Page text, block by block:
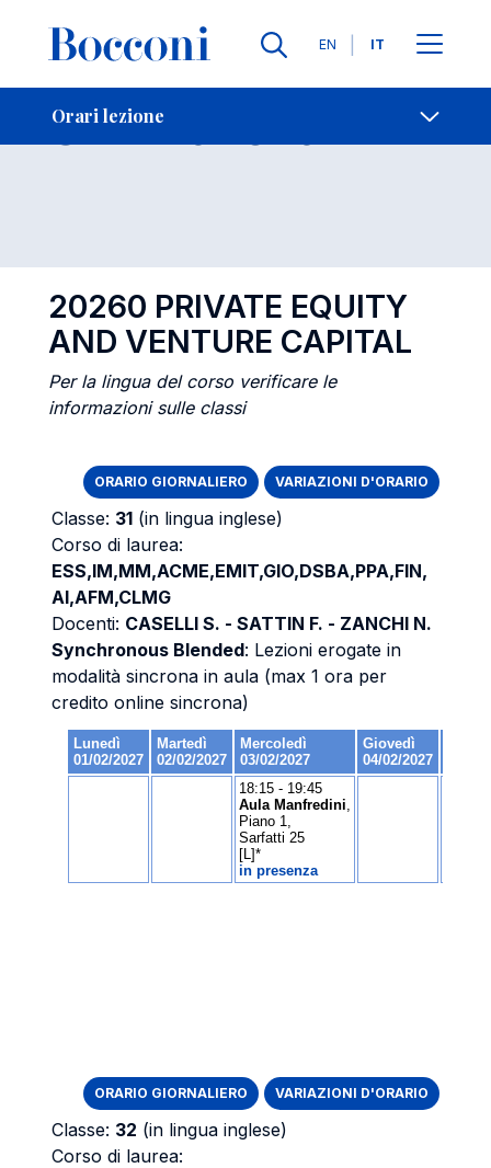
Lingue
EN IT
Orari lezione
-
Orari lezione Open
20260 PRIVATE EQUITY
AND VENTURE CAPITAL
Per la lingua del corso verificare le
informazioni sulle classi
ORARIO GIORNALIERO VARIAZIONI D'ORARIO
Classe: 31 (in lingua inglese)
Corso di laurea:
ESS,IM,MM,ACME,EMIT,GIO,DSBA,PPA,FIN,
AI,AFM,CLMG
Docenti: CASELLI S. - SATTIN F. - ZANCHI N.
Synchronous Blended: Lezioni erogate in
modalità sincrona in aula (max 1 ora per
credito online sincrona)
ORARIO GIORNALIERO VARIAZIONI D'ORARIO
Classe: 32 (in lingua inglese)
Corso di laurea: